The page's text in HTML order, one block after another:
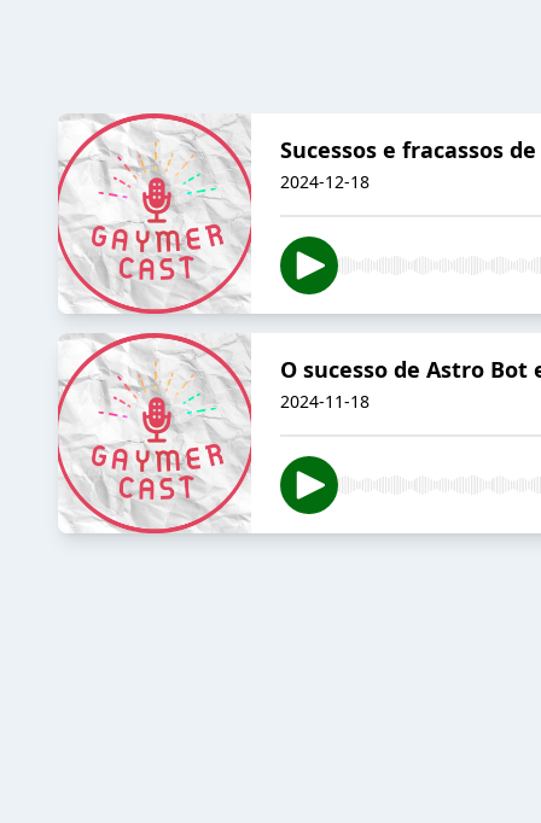
Sucessos e fracassos
2024-12-18
O sucesso de Astro
2024-11-18